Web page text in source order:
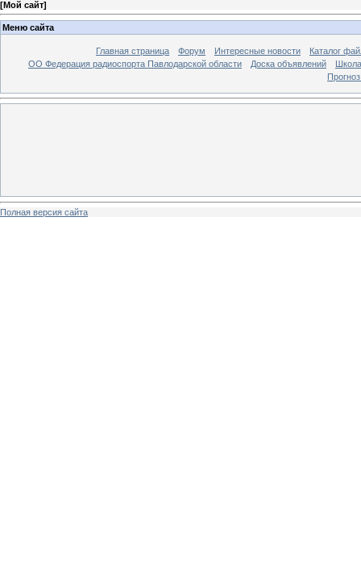
[Мой сайт]
Меню сайта
Главная страница Форум Интересные новости
Каталог
ОО Федерация радиоспорта Павлодарской области
Доска объявлений
Полная версия сайта